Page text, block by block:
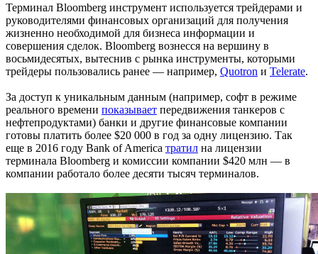
Терминал Bloomberg инструмент используется трейдерами и
руководителями финансовых организаций для получения
жизненно необходимой для бизнеса информации и
совершения сделок. Bloomberg вознесся на вершину в
восьмидесятых, вытеснив с рынка инструменты, которыми
трейдеры пользовались ранее — например, Quotron и Telerate.
За доступ к уникальным данным (например, софт в режиме
реального времени показывает передвижения танкеров с
нефтепродуктами) банки и другие финансовые компании
готовы платить более $20 000 в год за одну лицензию. Так
еще в 2016 году Bank of America тратил на лицензии
терминала Bloomberg и комиссии компании $420 млн — в
компании работало более десяти тысяч терминалов.